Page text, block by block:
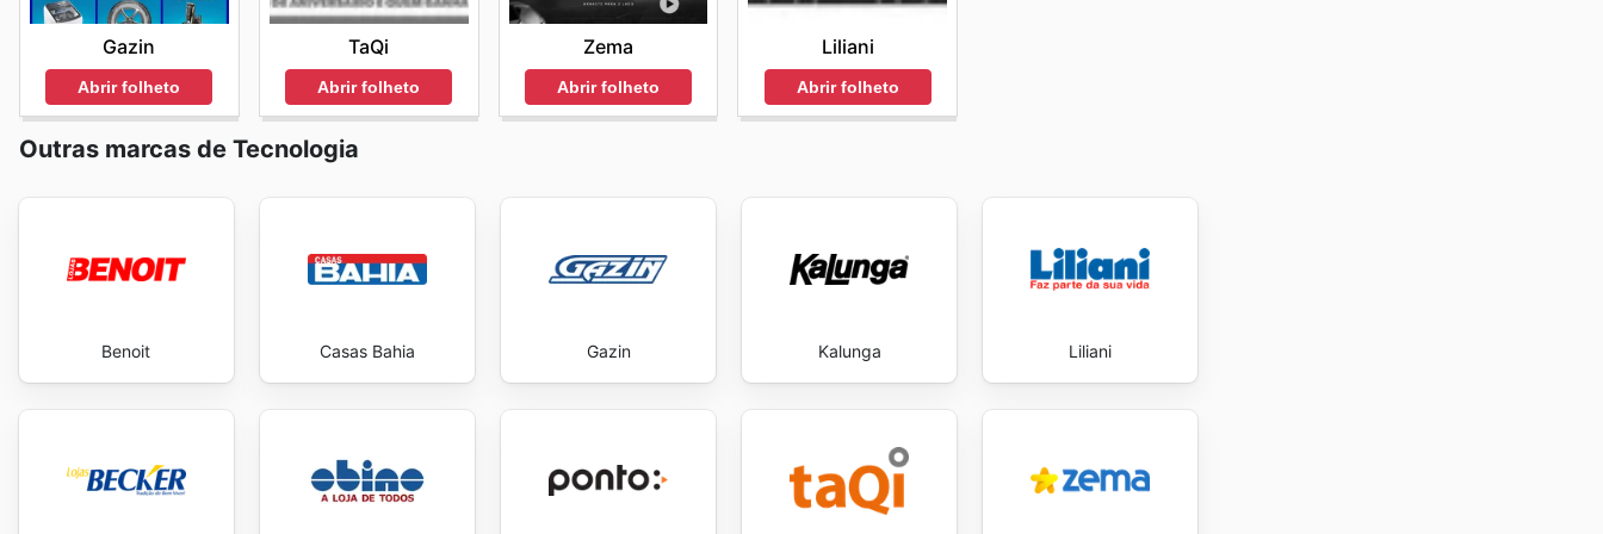
prazeroso e financeiramente viável. AsCybelar dealse as promoções divulgadas nos
trazer valor e satisfação a cada compra realizada. Visite Cybelar's website today to explore the best deals and start
saving now.
Gazin
Abrir folheto
TaQi
Abrir folheto
Zema
Abrir folheto
Liliani
Abrir folheto
Outras marcas de Tecnologia
Benoit Casas Bahia Gazin Kalunga Liliani